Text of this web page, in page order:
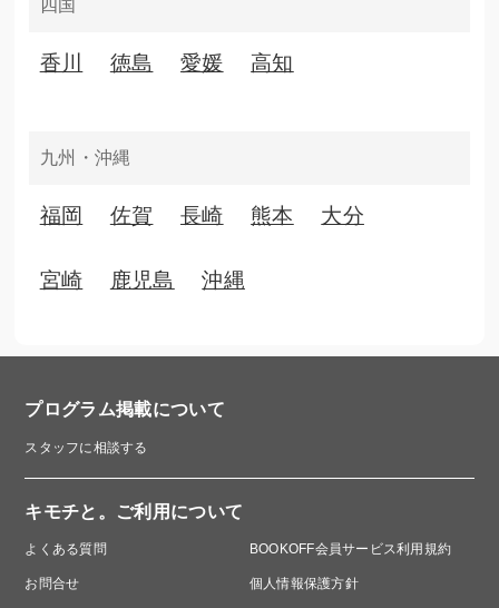
四国
香川 徳島 愛媛 高知
九州・沖縄
福岡 佐賀 長崎 熊本 大分
宮崎 鹿児島 沖縄
プログラム掲載について
スタッフに相談する
キモチと。ご利用について
よくある質問
お問合せ
BOOKOFF会員サービス利用規約
個人情報保護方針